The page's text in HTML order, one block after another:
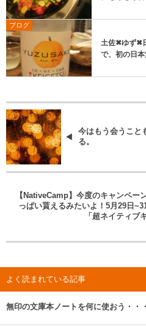
ブログ
土佐✖ゆず✖
で、初の日
今はもう会うこと
る。
【NativeCamp】今度のキャンペー
っぱい貰えるみたいよ！5月29日
「超ネイティブ
よく読まれている記事
無印の文庫本ノートを何に使おう・・